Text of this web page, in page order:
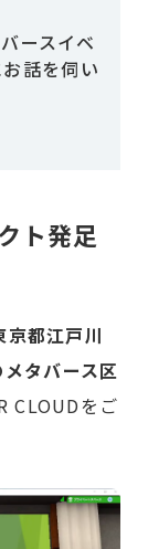
ースイベ
話を伺い
ト発足
京都江戸川
タバース区
CLOUDをご